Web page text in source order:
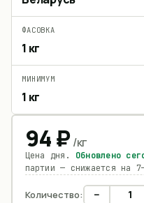
ФАСОВКА
1 кг
МИНИМУМ
1 кг
94₽ /кг
Цена дня. Обновлено
партии — снижается на
Количество: −